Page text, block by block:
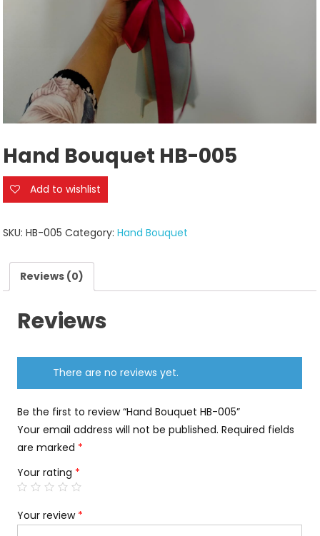
Hand Bouquet HB-005
Add to wishlist
SKU:HB-005 Category:Hand Bouquet
Reviews (0)
Reviews
There are no reviews yet.
Be the first to review “Hand Bouquet HB-005”
Your email address will not be published. Required fields
are marked *
Your rating *
Your review *